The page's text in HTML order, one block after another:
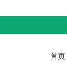
首页